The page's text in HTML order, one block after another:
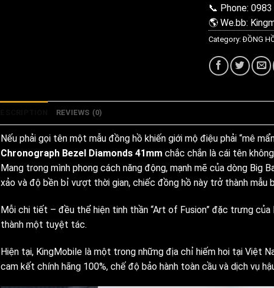
📞 Phone:
🌎 We.bb:
Category:ĐỒNG
REVIEWS (0)
Nếu phải gọi tên một mẫu đồng hồ khiến giới mộ điệu phải “mê
Chronograph Bezel Diamonds 41mm chắc chắn là cái tên
Mang trong mình phong cách năng động, mạnh mẽ của dòng Big
xảo và độ bền bỉ vượt thời gian, chiếc đồng hồ này trở thành
Mỗi chi tiết – đều thể hiện tinh thần “Art of Fusion” đặc trưng
thành một tuyệt tác.
Hiện tại, KingMobile là một trong những địa chỉ hiếm hoi tại Việt
cam kết chính hãng 100%, chế độ bảo hành toàn cầu và dịch vụ